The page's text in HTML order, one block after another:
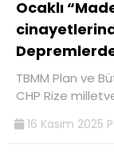
Ocaklı
TBMM Plan ve
CHP Rize
16 Kasım 2025